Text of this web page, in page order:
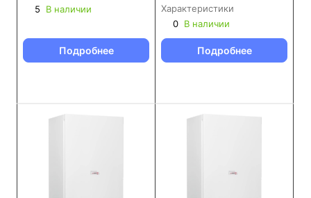
5
В наличии
Подробнее
Характеристики
0 В наличии
Подробнее